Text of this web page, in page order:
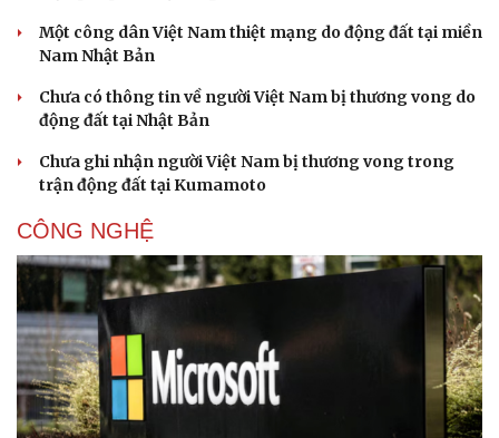
Sức khỏe
Một công dân Việt Nam thiệt mạng do động đất tại miền
Nam Nhật Bản
Chưa có thông tin về người Việt Nam bị thương vong do
động đất tại Nhật Bản
Chưa ghi nhận người Việt Nam bị thương vong trong
trận động đất tại Kumamoto
CÔNG NGHỆ